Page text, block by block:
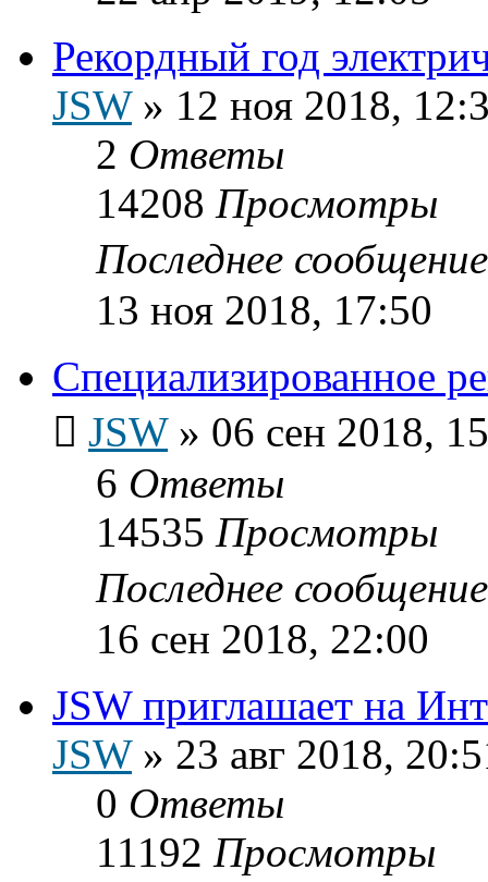
Рекордный год
JSW» 12 ноя 2018,
2 Ответы
14208 Просмотры
Последнее
13 ноя 2018, 17:50
Специализированное
JSW» 06 сен 2018,
6 Ответы
14535 Просмотры
Последнее
16 сен 2018, 22:00
JSW приглашает на
JSW» 23 авг 2018,
0 Ответы
11192 Просмотры